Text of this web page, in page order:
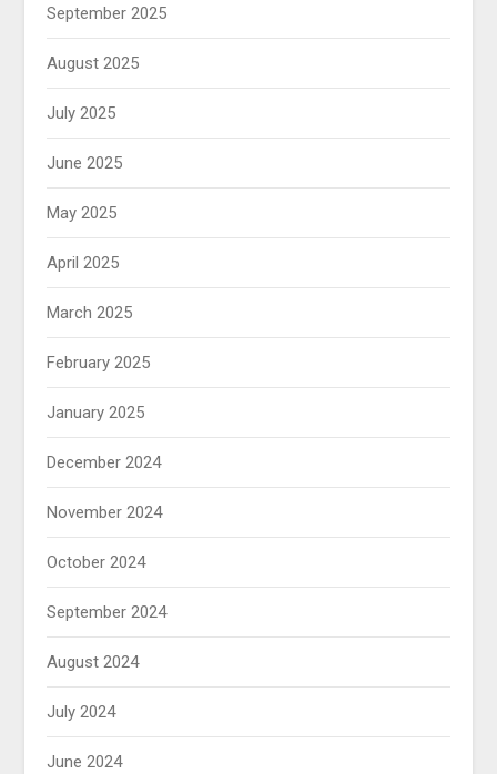
September 2025
August 2025
July 2025
June 2025
May 2025
April 2025
March 2025
February 2025
January 2025
December 2024
November 2024
October 2024
September 2024
August 2024
July 2024
June 2024